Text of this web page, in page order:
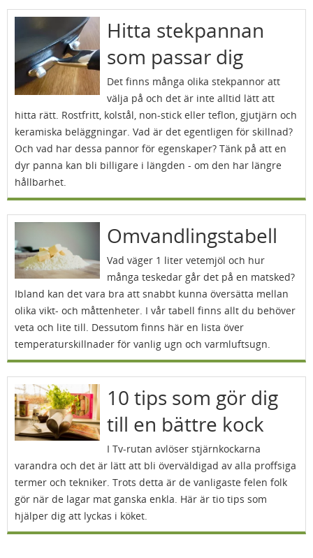
Hitta stekpannan
som passar dig
Det finns många olika stekpannor att
välja på och det är inte alltid lätt att
hitta rätt. Rostfritt, kolstål, non-stick eller teflon, gjutjärn och
keramiska beläggningar. Vad är det egentligen för skillnad?
Och vad har dessa pannor för egenskaper? Tänk på att en
dyr panna kan bli billigare i längden - om den har längre
hållbarhet.
Omvandlingstabell
Vad väger 1 liter vetemjöl och hur
många teskedar går det på en matsked?
Ibland kan det vara bra att snabbt kunna översätta mellan
olika vikt- och måttenheter. I vår tabell finns allt du behöver
veta och lite till. Dessutom finns här en lista över
temperaturskillnader för vanlig ugn och varmluftsugn.
10 tips som gör dig
till en bättre kock
I Tv-rutan avlöser stjärnkockarna
varandra och det är lätt att bli överväldigad av alla proffsiga
termer och tekniker. Trots detta är de vanligaste felen folk
gör när de lagar mat ganska enkla. Här är tio tips som
hjälper dig att lyckas i köket.